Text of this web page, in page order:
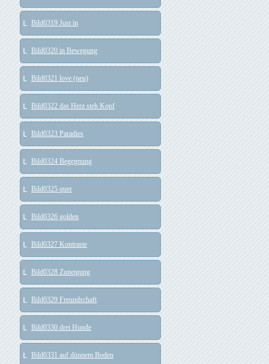
Bild0319 Just in
Bild0320 in Bewegung
Bild0321 love (neu)
Bild0322 das Herz steh Kopf
Bild0323 Paradies
Bild0324 Begegnung
Bild0325 quer
Bild0326 golden
Bild0327 Kontraste
Bild0328 Zuneigung
Bild0329 Freundschaft
Bild0330 drei Hunde
Bild0331 auf dünnem Boden